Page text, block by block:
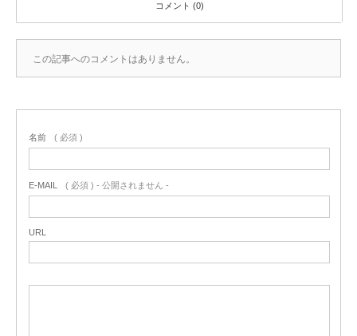
コメント (0)
この記事へのコメントはありません。
名前 ( 必須 )
E-MAIL ( 必須 ) - 公開されません -
URL